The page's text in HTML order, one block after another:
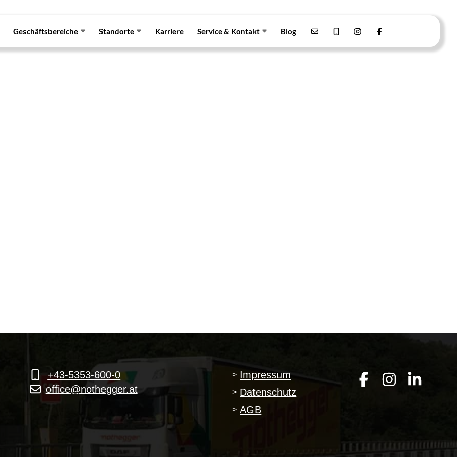
Geschäftsbereiche Standorte Karriere Service & Kontakt Blog
+43-5353-600-0
office@nothegger.at
> Impressum
> Datenschutz
> AGB